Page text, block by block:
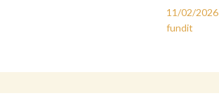
11/02/2026
fundit